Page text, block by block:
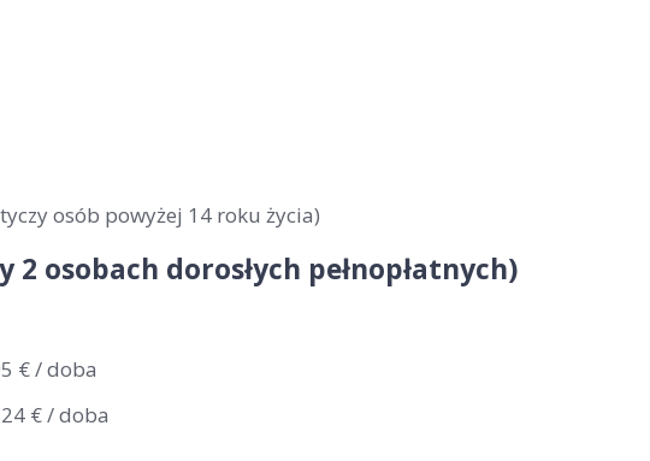
osób powyżej 14 roku życia)
osobach dorosłych pełnopłatnych)
€ / doba
€ / doba